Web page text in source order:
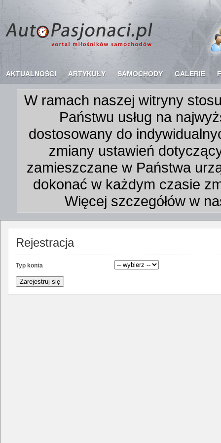
AKTUALNOŚCI ARTYKUŁY SAMOCHODY GALERIE
W ramach naszej witryny
Państwu usług na
dostosowany do
zmiany ustawień
zamieszczane w Państwa
dokonać w każdym czasie
Więcej szczegółów w
Rejestracja
Typ konta